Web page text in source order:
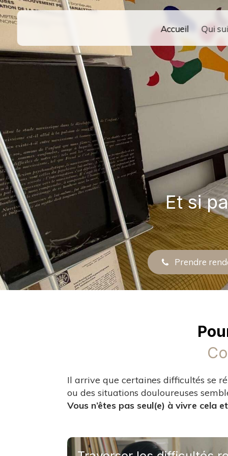
Accueil Qui
Et si
Prendre
Il arrive que certaines difficultés se
ou des situations douloureuses
Vous n’êtes pas seul(e) à vivre cela